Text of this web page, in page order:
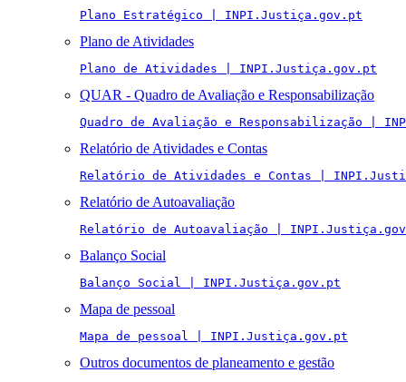
Plano Estratégico | INPI.Justiça.gov.pt
Plano de Atividades
Plano de Atividades | INPI.Justiça.gov.pt
QUAR - Quadro de Avaliação e Responsabilização
Quadro de Avaliação e Responsabilização |
Relatório de Atividades e Contas
Relatório de Atividades e Contas |
Relatório de Autoavaliação
Relatório de Autoavaliação |
Balanço Social
Balanço Social | INPI.Justiça.gov.pt
Mapa de pessoal
Mapa de pessoal | INPI.Justiça.gov.pt
Outros documentos de planeamento e gestão